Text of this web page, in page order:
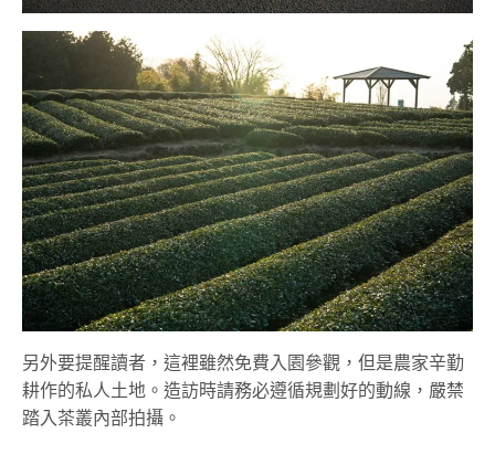
另外要提醒讀者，這裡雖然免費入園參觀，但是農家辛勤
耕作的私人土地。造訪時請務必遵循規劃好的動線，嚴禁
踏入茶叢內部拍攝。